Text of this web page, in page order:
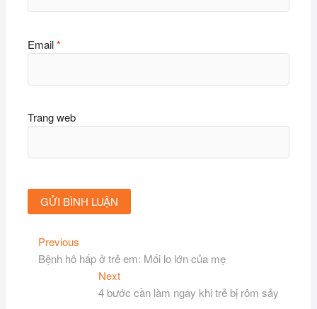
Email*
Trang web
Điều
hướng
PreviousPrevious
post:
Bệnh hô hấp ở trẻ em: Mối lo lớn của mẹ
NextNext
post:
4 bước cần làm ngay khi trẻ bị rôm sảy